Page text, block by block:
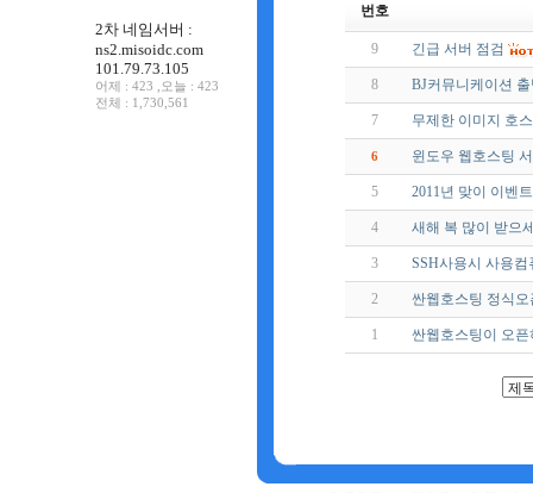
2차 네임서버 :
ns2.misoidc.com
101.79.73.105
어제 : 423 ,오늘 : 423
전체 : 1,730,561
번호
9 긴급 서버 점검
8 BJ커뮤니케이션
7 무제한 이미지 호
6 윈도우 웹호스팅
5 2011년 맞이 이벤
4 새해 복 많이 받으
3 SSH사용시 사용
2 싼웹호스팅 정식오
1 싼웹호스팅이 오